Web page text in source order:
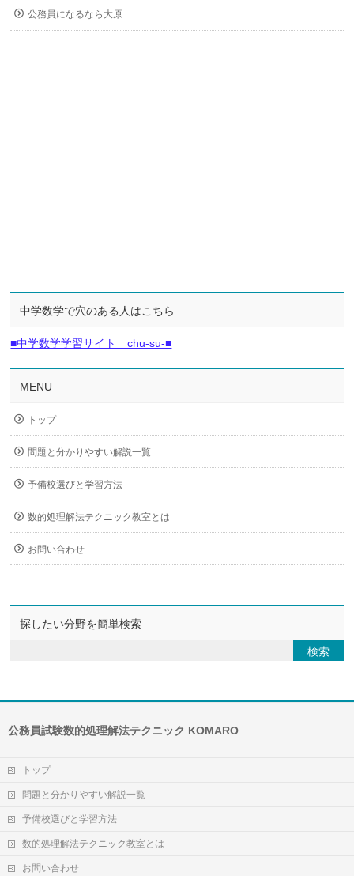
公務員になるなら大原
中学数学で穴のある人はこちら
■中学数学学習サイト chu-su-■
MENU
トップ
問題と分かりやすい解説一覧
予備校選びと学習方法
数的処理解法テクニック教室とは
お問い合わせ
探したい分野を簡単検索
公務員試験数的処理解法テクニック KOMARO
トップ
問題と分かりやすい解説一覧
予備校選びと学習方法
数的処理解法テクニック教室とは
お問い合わせ